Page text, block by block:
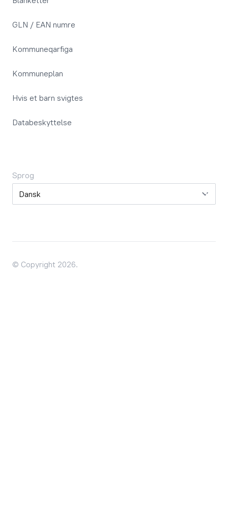
GLN / EAN numre
Kommuneqarfiga
Kommuneplan
Hvis et barn svigtes
Databeskyttelse
Sprog
Sprog
© Copyright 2026.